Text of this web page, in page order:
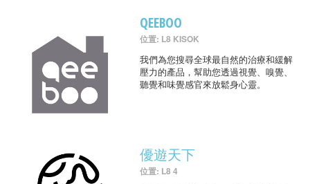
QEEBOO
位置: L8 KISOK
我們為您搜尋全球最自然的治療和緩解
壓力的產品，幫助您透過視覺、嗅覺、
聽覺和味覺感官來放鬆身心靈。
優遊天下
位置: L8 4